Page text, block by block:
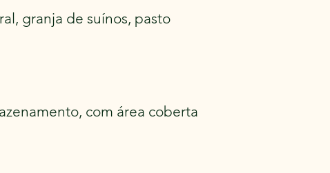
granja de suínos, pasto
com área coberta